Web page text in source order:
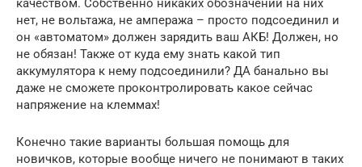
качеством. Собственно никаких обозначений на них
нет, не вольтажа, не ампеража – просто подсоединил и
он «автоматом» должен зарядить ваш АКБ! Должен, но
не обязан! Также от куда ему знать какой тип
аккумулятора к нему подсоединили? ДА банально вы
даже не сможете проконтролировать какое сейчас
напряжение на клеммах!
Конечно такие варианты большая помощь для
новичков, которые вообще ничего не понимают в таких